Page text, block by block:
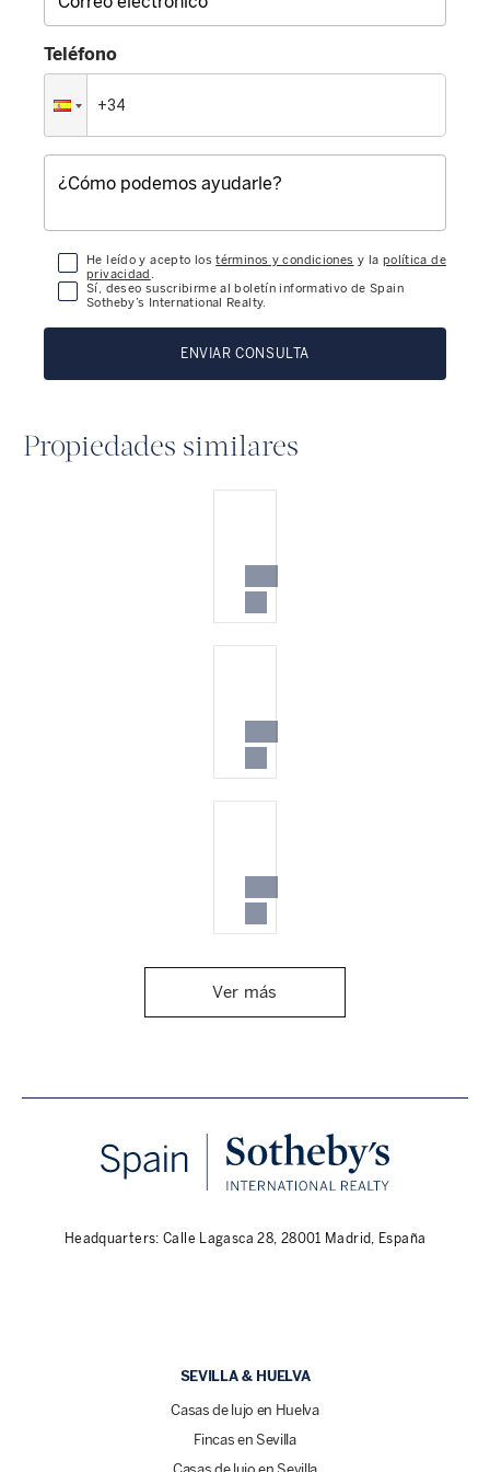
Teléfono
He leído y acepto lostérminos y condiciones y la política de
privacidad .
Sí, deseo suscribirme al boletín informativo de Spain
Sotheby’s International Realty.
ENVIAR CONSULTA
Propiedades similares
Ver más
Headquarters: Calle Lagasca 28, 28001 Madrid, España
SEVILLA & HUELVA
Casas de lujo en Huelva
Fincas en Sevilla